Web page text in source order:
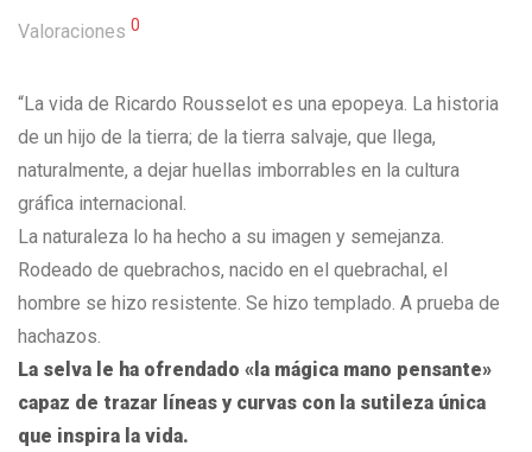
Valoraciones 0
“La vida de Ricardo Rousselot es una epopeya. La historia
de un hijo de la tierra; de la tierra salvaje, que llega,
naturalmente, a dejar huellas imborrables en la cultura
gráfica internacional.
La naturaleza lo ha hecho a su imagen y semejanza.
Rodeado de quebrachos, nacido en el quebrachal, el
hombre se hizo resistente. Se hizo templado. A prueba de
hachazos.
La selva le ha ofrendado «la mágica mano pensante»
capaz de trazar líneas y curvas con la sutileza única
que inspira la vida.